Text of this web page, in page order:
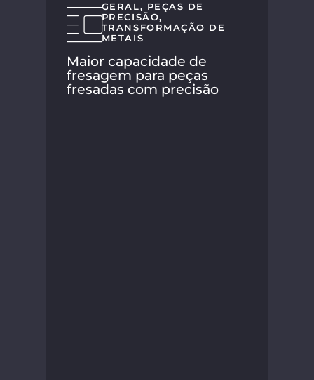
GERAL, PEÇAS DE
PRECISÃO,
TRANSFORMAÇÃO DE
METAIS
Maior capacidade de
fresagem para peças
fresadas com precisão